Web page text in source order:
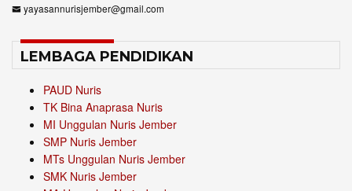
yayasannurisjember@gmail.com
LEMBAGA PENDIDIKAN
PAUD Nuris
TK Bina Anaprasa Nuris
MI Unggulan Nuris Jember
SMP Nuris Jember
MTs Unggulan Nuris Jember
SMK Nuris Jember